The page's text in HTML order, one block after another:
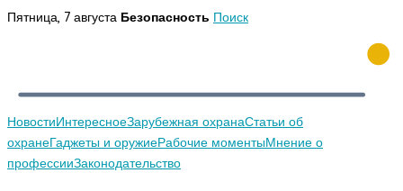
Перейти
Пятница, 7 августа Безопасность Поиск
НовостиИнтересноеЗарубежная охранаСтатьи об
охранеГаджеты и оружиеРабочие моментыМнение о
профессииЗаконодательство